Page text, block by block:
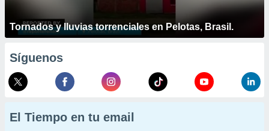
Tornados y lluvias torrenciales en Pelotas, Brasil.
Síguenos
El Tiempo en tu email